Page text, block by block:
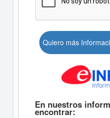
Quiero más
En nuestros
encontrar: